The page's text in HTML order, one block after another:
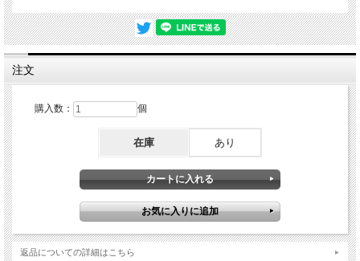
注文
購入数： 個
在庫 あり
返品についての詳細はこちら